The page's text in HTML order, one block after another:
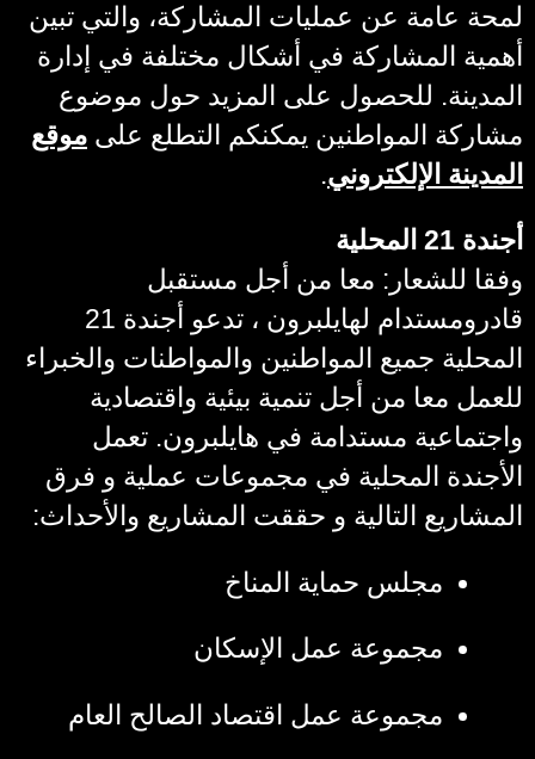
لمحة عامة عن عمليات المشاركة، والتي تبين
أهمية المشاركة في أشكال مختلفة في إدارة
المدينة. للحصول على المزيد حول موضوع
مشاركة المواطنين يمكنكم التطلع على موقع
المدينة الإلكتروني.
أجندة 21 المحلية
وفقا للشعار: معا من أجل مستقبل
قادرومستدام لهايلبرون ، تدعو أجندة 21
المحلية جميع المواطنين والمواطنات والخبراء
للعمل معا من أجل تنمية بيئية واقتصادية
واجتماعية مستدامة في هايلبرون. تعمل
الأجندة المحلية في مجموعات عملية و فرق
المشاريع التالية و حققت المشاريع والأحداث:
مجلس حماية المناخ
مجموعة عمل الإسكان
مجموعة عمل اقتصاد الصالح العام